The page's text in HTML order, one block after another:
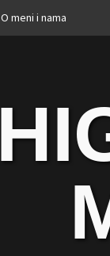
O meni i nama